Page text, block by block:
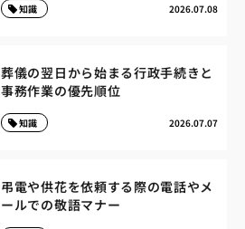
2026.07.08
知識
葬儀の翌日から始まる行政手続きと
事務作業の優先順位
2026.07.07
知識
弔電や供花を依頼する際の電話やメ
ールでの敬語マナー